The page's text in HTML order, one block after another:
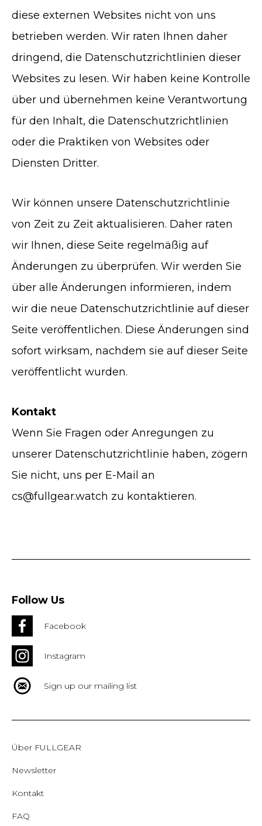
diese externen Websites nicht von uns
betrieben werden. Wir raten Ihnen daher
dringend, die Datenschutzrichtlinien dieser
Websites zu lesen. Wir haben keine Kontrolle
über und übernehmen keine Verantwortung
für den Inhalt, die Datenschutzrichtlinien
oder die Praktiken von Websites oder
Diensten Dritter.
Wir können unsere Datenschutzrichtlinie
von Zeit zu Zeit aktualisieren. Daher raten
wir Ihnen, diese Seite regelmäßig auf
Änderungen zu überprüfen. Wir werden Sie
über alle Änderungen informieren, indem
wir die neue Datenschutzrichtlinie auf dieser
Seite veröffentlichen. Diese Änderungen sind
sofort wirksam, nachdem sie auf dieser Seite
veröffentlicht wurden.
Kontakt
Wenn Sie Fragen oder Anregungen zu
unserer Datenschutzrichtlinie haben, zögern
Sie nicht, uns per E-Mail an
cs@fullgear.watch zu kontaktieren.
Follow Us
Facebook
Instagram
Sign up our mailing list
Über FULLGEAR
Newsletter
Kontakt
FAQ